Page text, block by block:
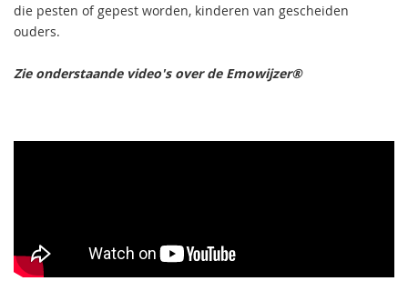
die pesten of gepest worden, kinderen van gescheiden
ouders.
Zie onderstaande video's over de Emowijzer®